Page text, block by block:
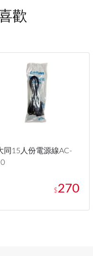
歡
同15人份電源線AC-
$270